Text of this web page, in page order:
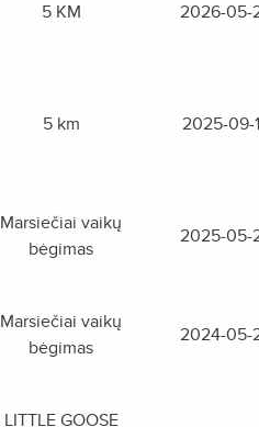
5 KM 2026-05-
5 km 2025-09-
Marsiečiai vaikų
bėgimas
2025-05-
Marsiečiai vaikų
bėgimas
2024-05-
LITTLE GOOSE